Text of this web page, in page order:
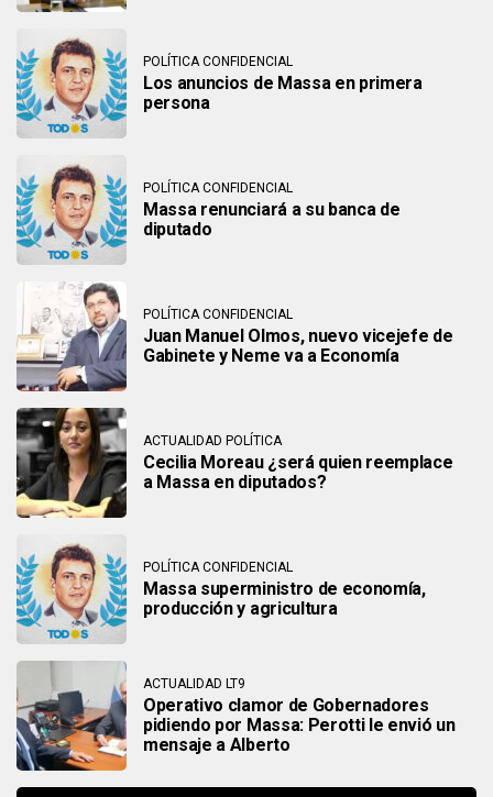
POLÍTICA CONFIDENCIAL
Los anuncios de Massa en primera
persona
POLÍTICA CONFIDENCIAL
Massa renunciará a su banca de
diputado
POLÍTICA CONFIDENCIAL
Juan Manuel Olmos, nuevo vicejefe de
Gabinete y Neme va a Economía
ACTUALIDAD POLÍTICA
Cecilia Moreau ¿será quien reemplace
a Massa en diputados?
POLÍTICA CONFIDENCIAL
Massa superministro de economía,
producción y agricultura
ACTUALIDAD LT9
Operativo clamor de Gobernadores
pidiendo por Massa: Perotti le envió un
mensaje a Alberto